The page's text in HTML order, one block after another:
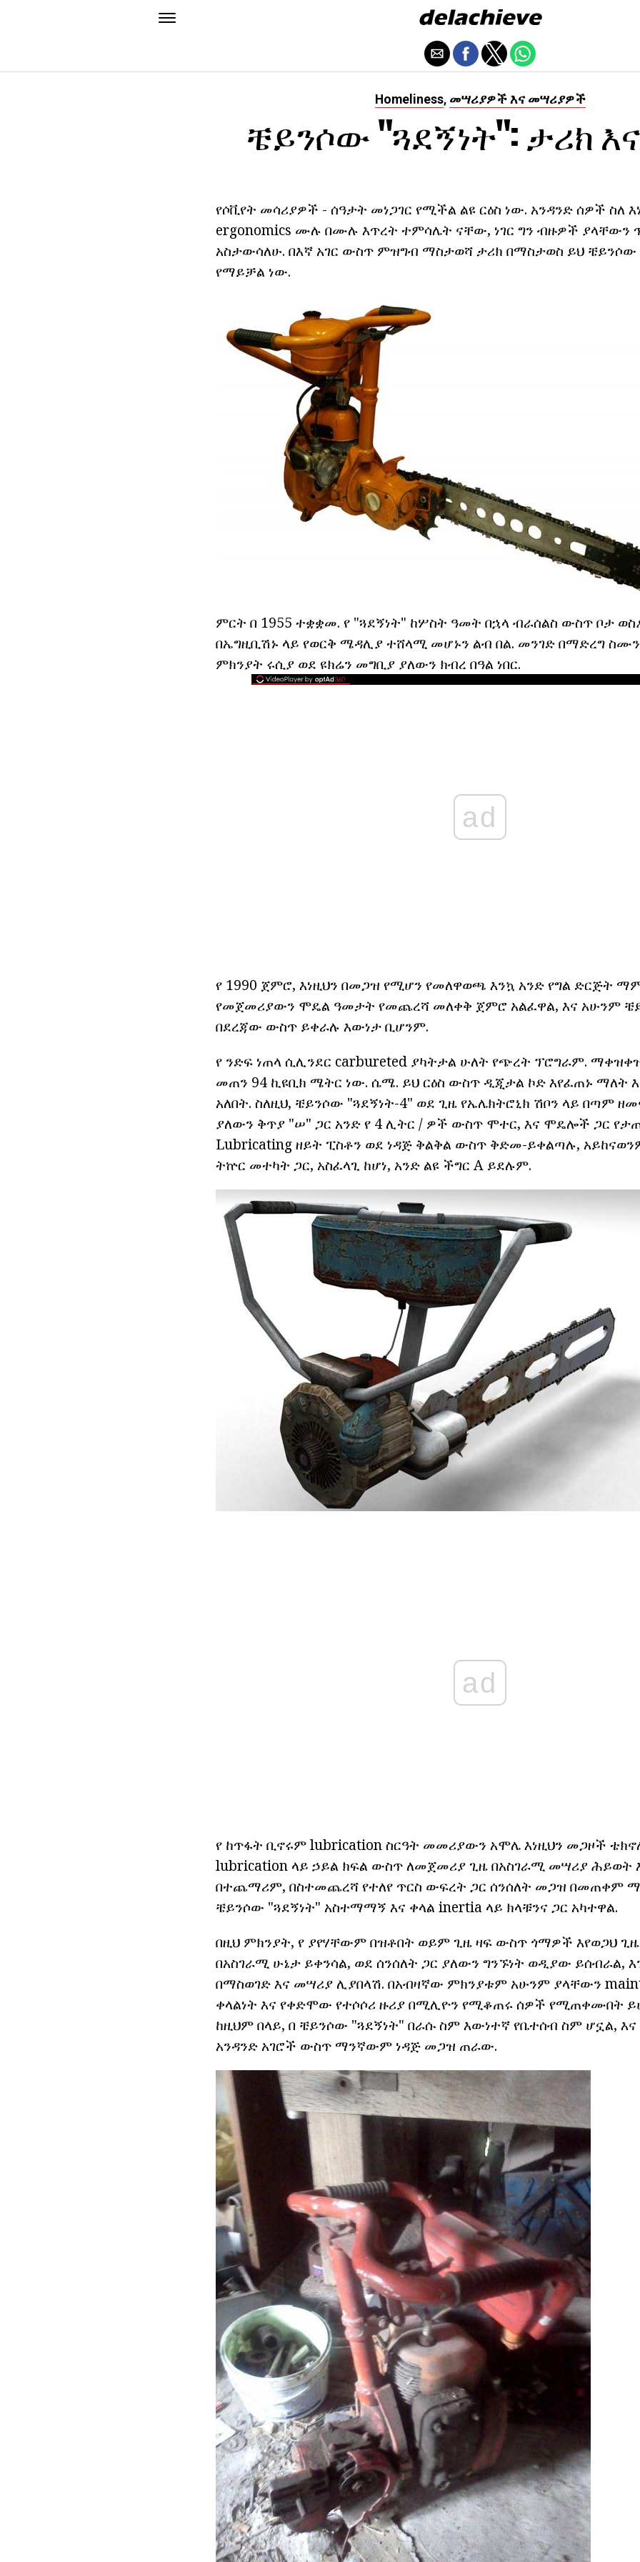
Homeliness, መሣሪያዎች እና መሣሪያዎች
ቼይንሶው "ጓደኝነት": ታሪክ
የሶቪየት መሳሪያዎች - ሰዓታት መነጋገር የሚችል ልዩ ርዕስ ነው. አንዳንድ ሰዎች ስለ
ergonomics ሙሉ በሙሉ እጥረት ተምሳሌት ናቸው, ነገር ግን ብዙዎች ያላቸውን
አስታውሳለሁ. በእኛ አገር ውስጥ ምዝግብ ማስታወሻ ታሪክ በማስታወስ ይህ ቼይንሶው
የማይቻል ነው.
ምርት በ 1955 ተቋቋመ. የ "ጓደኝነት" ከሦስት ዓመት በኋላ ብራሰልስ ውስጥ ቦታ
በኤግዚቢሽኑ ላይ የወርቅ ሜዳሊያ ተሸላሚ መሆኑን ልብ በል. መንገድ በማድረግ
ምክንያት ሩሲያ ወደ ዩክሬን መግቢያ ያለውን ክብረ በዓል ነበር.
ad
የ 1990 ጀምሮ, እነዚህን በመጋዝ የሚሆን የመለዋወጫ እንኳ አንድ የግል ድርጅት
የመጀመሪያውን ሞዴል ዓመታት የመጨረሻ መለቀቅ ጀምሮ አልፈዋል, እና አሁንም
በደረጃው ውስጥ ይቀራሉ እውነታ ቢሆንም.
የ ንድፍ ነጠላ ሲሊንደር carbureted ያካትታል ሁለት የጭረት ፕሮግራም.
መጠን 94 ኪዩቢክ ሜትር ነው. ሴሜ. ይህ ርዕስ ውስጥ ዲጂታል ኮድ እየፈጠኑ ማለት
አለበት. ስለዚህ, ቼይንሶው "ጓደኝነት-4" ወደ ጊዜ የኤሌክትሮኒክ ሽቦን ላይ በጣም
ያለውን ቅጥያ "ሠ" ጋር አንድ የ 4 ሊትር / ዎች ውስጥ ሞተር, እና ሞዴሎች ጋር
Lubricating ዘይት ፒስቶን ወደ ነዳጅ ቅልቅል ውስጥ ቅድመ-ይቀልጣሉ,
ትኵር መተካት ጋር, አስፈላጊ ከሆነ, አንድ ልዩ ችግር A ይደሉም.
ad
የ ከጥፋት ቢኖሩም lubrication ስርዓት መመሪያውን አሞሌ እነዚህን መጋዞች
lubrication ላይ ኃይል ክፍል ውስጥ ለመጀመሪያ ጊዜ በአስገራሚ መሣሪያ ሕይወት
በተጨማሪም, በስተመጨረሻ የተለየ ጥርስ ውፍረት ጋር ሰንሰለት መጋዝ በመጠቀም
ቼይንሶው "ጓደኝነት" አስተማማኝ እና ቀላል inertia ላይ ክላቹንና ጋር አካተዋል.
በዚህ ምክንያት, የ ያየሃቸውም በዝቶበት ወይም ጊዜ ዛፍ ውስጥ ጎማዎች እየወጋህ ጊዜ
በአስገራሚ ሁኔታ ይቀንሳል, ወደ ሰንሰለት ጋር ያለውን ግንኙነት ወዲያው ይሰብራል,
በማስወገድ እና መሣሪያ ሊያበላሽ. በአብዛኛው ምክንያቱም አሁንም ያላቸውን
ቀላልነት እና የቀድሞው የተሶሶሪ ዙሪያ በሚሊዮን የሚቆጠሩ ሰዎች የሚጠቀሙበት
ከዚህም በላይ, በ ቼይንሶው "ጓደኝነት" በራሱ ስም እውነተኛ የቤተሰብ ስም ሆኗል,
አንዳንድ አገሮች ውስጥ ማንኛውም ነዳጅ መጋዝ ጠራው.